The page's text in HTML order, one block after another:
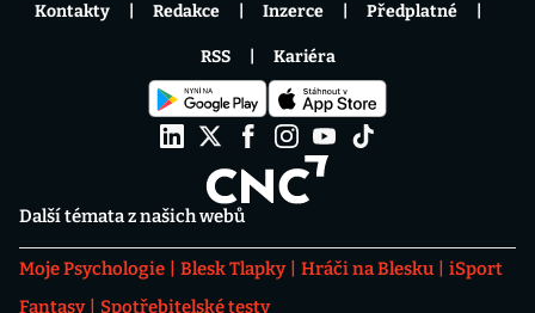
Další témata z našich webů
Moje Psychologie Blesk Tlapky Hráči na Blesku
iSport
Fantasy
Spotřebitelské testy
Kontakty Redakce Inzerce Předplatné
RSS Kariéra